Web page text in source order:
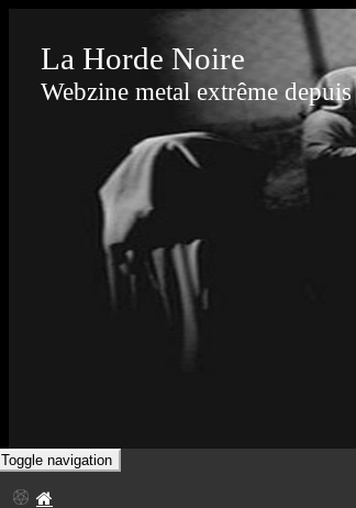
La Horde Noire
Webzine metal extrême
Toggle navigation